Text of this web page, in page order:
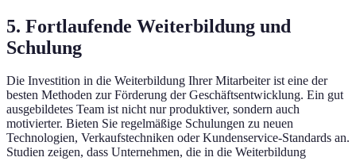
5. Fortlaufende Weiterbildung und
Schulung
Die Investition in die Weiterbildung Ihrer Mitarbeiter ist eine der
besten Methoden zur Förderung der Geschäftsentwicklung. Ein gut
ausgebildetes Team ist nicht nur produktiver, sondern auch
motivierter. Bieten Sie regelmäßige Schulungen zu neuen
Technologien, Verkaufstechniken oder Kundenservice-Standards an.
Studien zeigen, dass Unternehmen, die in die Weiterbildung